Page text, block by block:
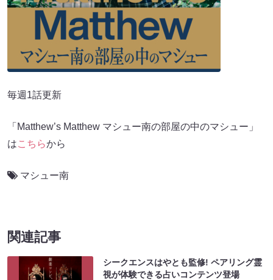
毎週1話更新
「Matthew’s Matthew マシュー南の部屋の中のマシュー」
はこちらから
マシュー南
関連記事
シークエンスはやとも監修! ペアリング霊
視が体験できる占いコンテンツ登場